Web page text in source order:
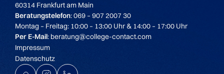
60314 Frankfurt am Main
Beratungstelefon: 069 – 907 2007 30
Montag – Freitag: 10:00 – 13:00 Uhr & 14:00 – 17:00 Uhr
Per E-Mail: beratung@college-contact.com
Impressum
Datenschutz